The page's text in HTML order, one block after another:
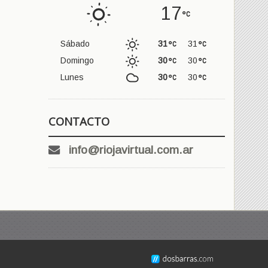
17
Sábado 31
31
Domingo
30
30
Lunes
30
30
CONTACTO
info@riojavirtual.com.ar